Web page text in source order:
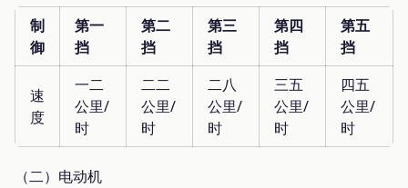
制
御
第一
挡
第二
挡
第三
挡
第四
挡
第五
挡
速
度
一二
公里/
时
二二
公里/
时
二八
公里/
时
三五
公里/
时
四五
公里/
时
（二）电动机